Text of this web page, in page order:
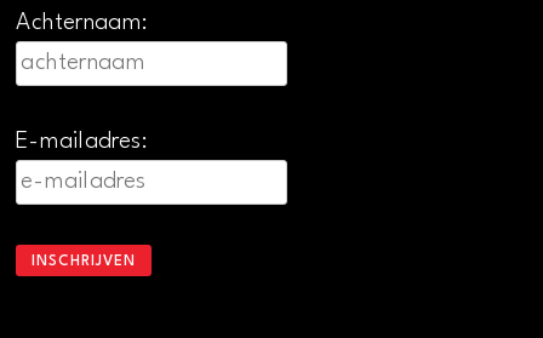
Achternaam:
E-mailadres: